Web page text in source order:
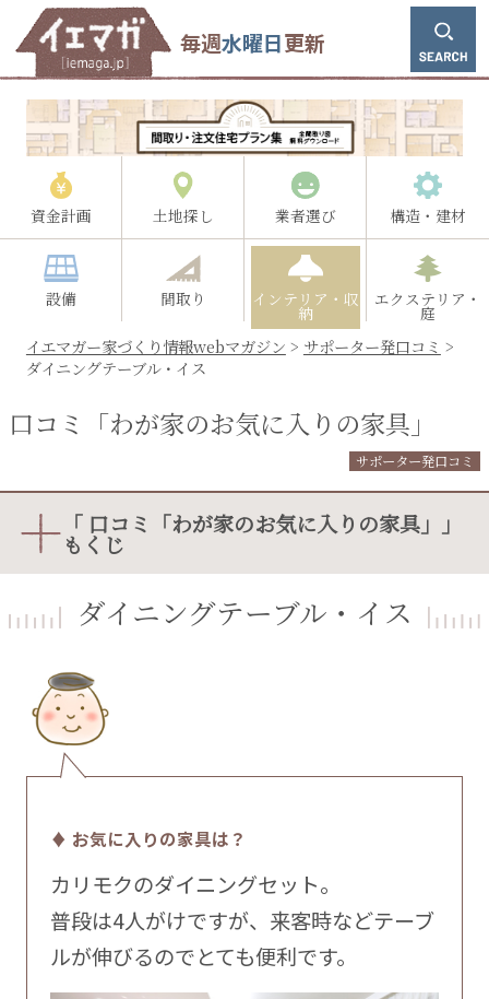
毎週水曜日更新
資金計画 土地探し 業者選び 構造・建材
設備 間取り インテリア・収
納
エクステリア・
庭
イエマガー家づくり情報webマガジン > サポーター発口コミ >
ダイニングテーブル・イス
口コミ「わが家のお気に入りの家具」
サポーター発口コミ
「 口コミ「わが家のお気に入りの家具」」
もくじ
ダイニングテーブル・イス
♦ お気に入りの家具は？
カリモクのダイニングセット。
普段は4人がけですが、来客時などテーブ
ルが伸びるのでとても便利です。